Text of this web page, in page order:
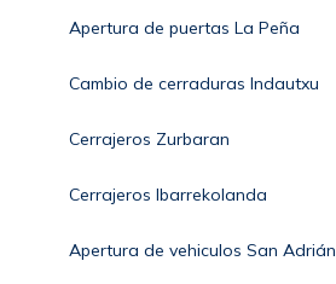
Apertura de puertas La Peña
Cambio de cerraduras Indautxu
Cerrajeros Zurbaran
Cerrajeros Ibarrekolanda
Apertura de vehiculos San Adrián